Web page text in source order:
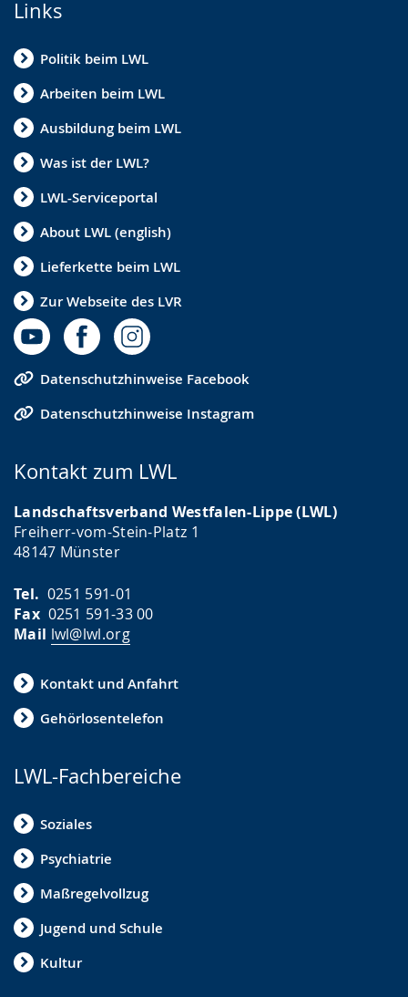
Links
Politik beim LWL
Arbeiten beim LWL
Ausbildung beim LWL
Was ist der LWL?
LWL-Serviceportal
About LWL (english)
Lieferkette beim LWL
Zur Webseite des LVR
Datenschutzhinweise Facebook
Datenschutzhinweise Instagram
Kontakt zum LWL
Landschaftsverband Westfalen-Lippe (LWL)
Freiherr-vom-Stein-Platz 1
48147 Münster
Tel. 0251 591-01
Fax0251 591-33 00
Mail lwl@lwl.org
Kontakt und Anfahrt
Gehörlosentelefon
LWL-Fachbereiche
Soziales
Psychiatrie
Maßregelvollzug
Jugend und Schule
Kultur